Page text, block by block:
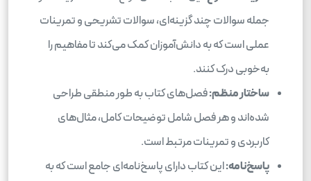
جمله سوالات چند گزینه‌ای، سوالات تشریحی و تمرینات
عملی است که به دانش‌آموزان کمک می‌کند تا مفاهیم را
به‌خوبی درک کنند.
ساختار منظم:فصل‌های کتاب به طور منطقی طراحی
شده‌اند و هر فصل شامل توضیحات کامل، مثال‌های
کاربردی و تمرینات مرتبط است.
پاسخ‌نامه:این کتاب دارای پاسخ‌نامه‌ای جامع است که به